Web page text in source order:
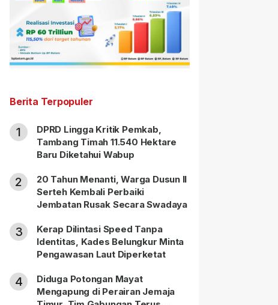
Berita Terpopuler
1
DPRD Lingga Kritik Pemkab,
Tambang Timah 11.540 Hektare
Baru Diketahui Wabup
2
20 Tahun Menanti, Warga Dusun II
Serteh Kembali Perbaiki
Jembatan Rusak Secara Swadaya
3
Kerap Dilintasi Speed Tanpa
Identitas, Kades Belungkur Minta
Pengawasan Laut Diperketat
4
Diduga Potongan Mayat
Mengapung di Perairan Jemaja